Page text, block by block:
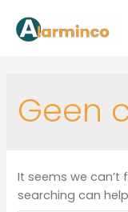
Geen
It seems we can’t
searching can